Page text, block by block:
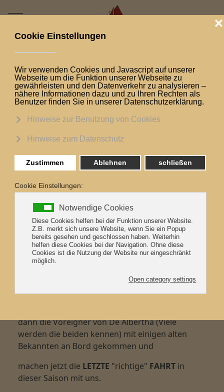
Mobile Menu Toggle
Aktuelle Seite:
Letzter Törn und Überführung
Letzter Törn und
Überführung
Letzter Törn und
Überführung
Sooo, der letzte "richtige" Törn in dieser Saison
hat gestartet. Am Freitagmorgen erst, sind einige
Freunde von uns von Bordgegangen, die mit uns
den Clear Sky-Freundestörn in diesem Jahr
gesegelt sind er ging von Stralsund über
Greifswald, Thiessow und Lohme mit weiteren
dann die Voreigner von De Albertha (Viele
werden die beiden kennen) mit einigen alten
Bekannten an Bord gekommen und
machen jetzt die LETZTE "richtige" FAHRT in
dieser Saison mit uns.